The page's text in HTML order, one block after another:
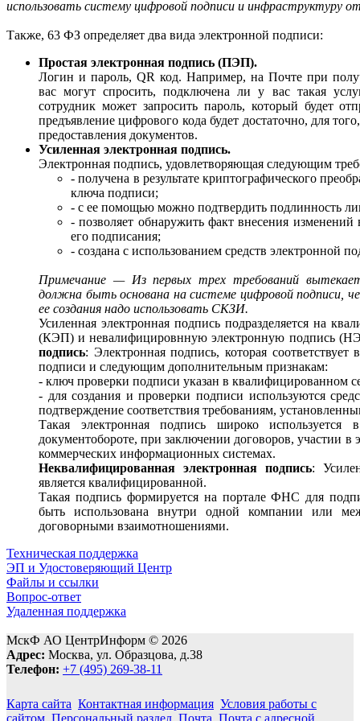
использовать систему цифровой подписи и инфраструктуру
Также, 63 ФЗ определяет два вида электронной подписи:
Простая электронная подпись (ПЭП).
Логин и пароль, QR код. Например, на Почте при
вас могут спросить, подключена ли у вас такая
сотрудник может запросить пароль, который будет
предъявление цифрового кода будет достаточно, для
предоставления документов.
Усиленная электронная подпись.
Электронная подпись, удовлетворяющая следующим
- получена в результате криптографического
ключа подписи;
- с ее помощью можно подтвердить подлинность
- позволяет обнаружить факт внесения
его подписания;
- создана с использованием средств электронной
Примечание — Из первых трех требований
должна быть основана на системе цифровой подписи,
ее создания надо использовать СКЗИ.
Усиленная электронная подпись подразделяется на
(КЭП) и невалифицировнную электронную подпись
подпись: Электронная подпись, которая
подписи и следующим дополнительным признакам:
- ключ проверки подписи указан в квалифицированном
- для создания и проверки подписи используются
подтверждение соответствия требованиям,
Такая электронная подпись широко используется
документобороте, при заключении договоров, участии в
коммерческих информационных системах.
Неквалифицированная электронная подпись:
является квалифицированной.
Такая подпись формируется на портале ФНС для
быть использована внутри одной компании или
договорными взаимотношениями.
Техническая поддержка
ЭП и Удостоверяющий Центр
Файлы и ссылки
Вопрос-ответ
Удаленная поддержка
МскФ АО ЦентрИнформ © 2026
Адрес: Москва, ул. Образцова, д.38
Телефон: +7 (495) 269-38-11
Карта сайта Контактная информация Условия работы с
сайтом Персональный раздел Почта Почта с адресной